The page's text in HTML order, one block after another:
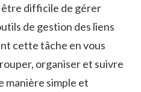
être difficile de gérer
de gestion des ‌liens
cette tâche en vous
organiser et suivre
​manière simple et